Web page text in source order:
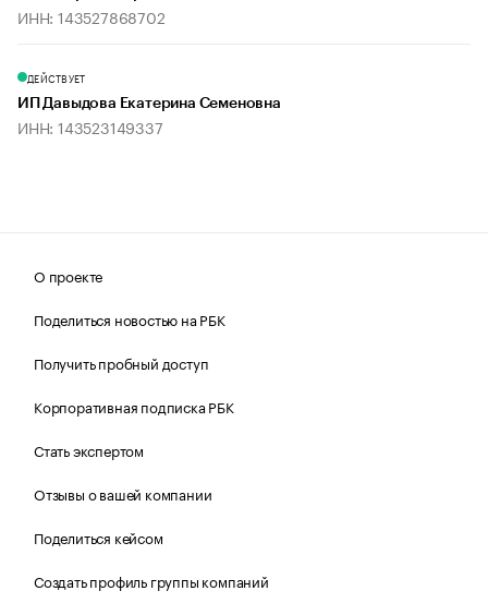
ИНН: 143527868702
ДЕЙСТВУЕТ
ИП Давыдова Екатерина Семеновна
ИНН: 143523149337
О проекте
Поделиться новостью на РБК
Получить пробный доступ
Корпоративная подписка РБК
Стать экспертом
Отзывы о вашей компании
Поделиться кейсом
Создать профиль группы компаний